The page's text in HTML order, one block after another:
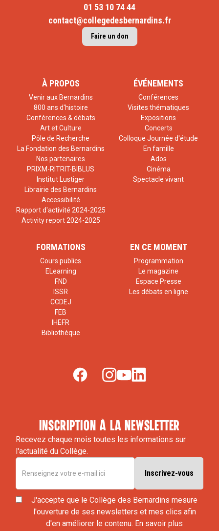
01 53 10 74 44
contact@collegedesbernardins.fr
Faire un don
À PROPOS
Venir aux Bernardins
800 ans d'histoire
Conférences & débats
Art et Culture
Pôle de Recherche
La Fondation des Bernardins
Nos partenaires
PRIXM-RITRIT-BIBLUS
Institut Lustiger
Librairie des Bernardins
Accessibilité
Rapport d'activité 2024-2025
Activity report 2024-2025
ÉVÉNEMENTS
Conférences
Visites thématiques
Expositions
Concerts
Colloque Journée d'étude
En famille
Ados
Cinéma
Spectacle vivant
FORMATIONS
Cours publics
ELearning
FND
ISSR
CCDEJ
FEB
IHEFR
Bibliothèque
EN CE MOMENT
Programmation
Le magazine
Espace Presse
Les débats en ligne
inscription à la newsletter
Recevez chaque mois toutes les informations sur
l'actualité du Collège.
J'accepte que le Collège des Bernardins mesure
l'ouverture de ses newsletters et mes clics afin
d'en améliorer le contenu. En savoir plus